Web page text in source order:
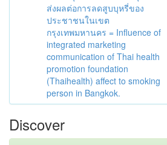
ส่งผลต่อการลดสูบบุหรี่ของ
ประชาชนในเขต
กรุงเทพมหานคร = Influence of
integrated marketing
communication of Thai health
promotion foundation
(Thaihealth) affect to smoking
person in Bangkok.
Discover